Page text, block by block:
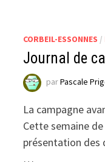
CORBEIL-ESSONNES /
Journal de
parPascale
La campagne
Cette semaine
présentation des
…